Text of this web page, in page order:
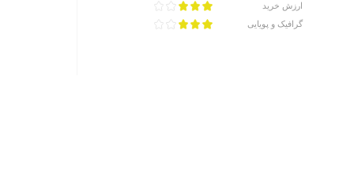
ارزش خرید
گرافیک و پویایی